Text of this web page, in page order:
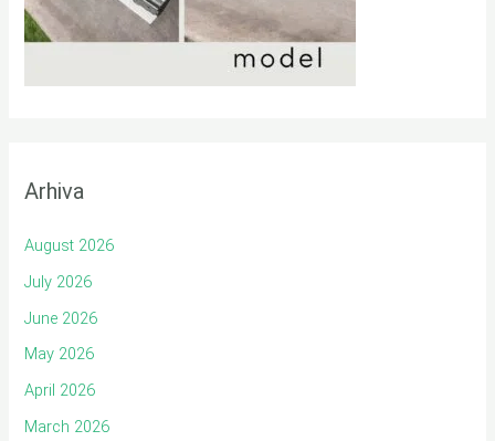
Arhiva
August 2026
July 2026
June 2026
May 2026
April 2026
March 2026